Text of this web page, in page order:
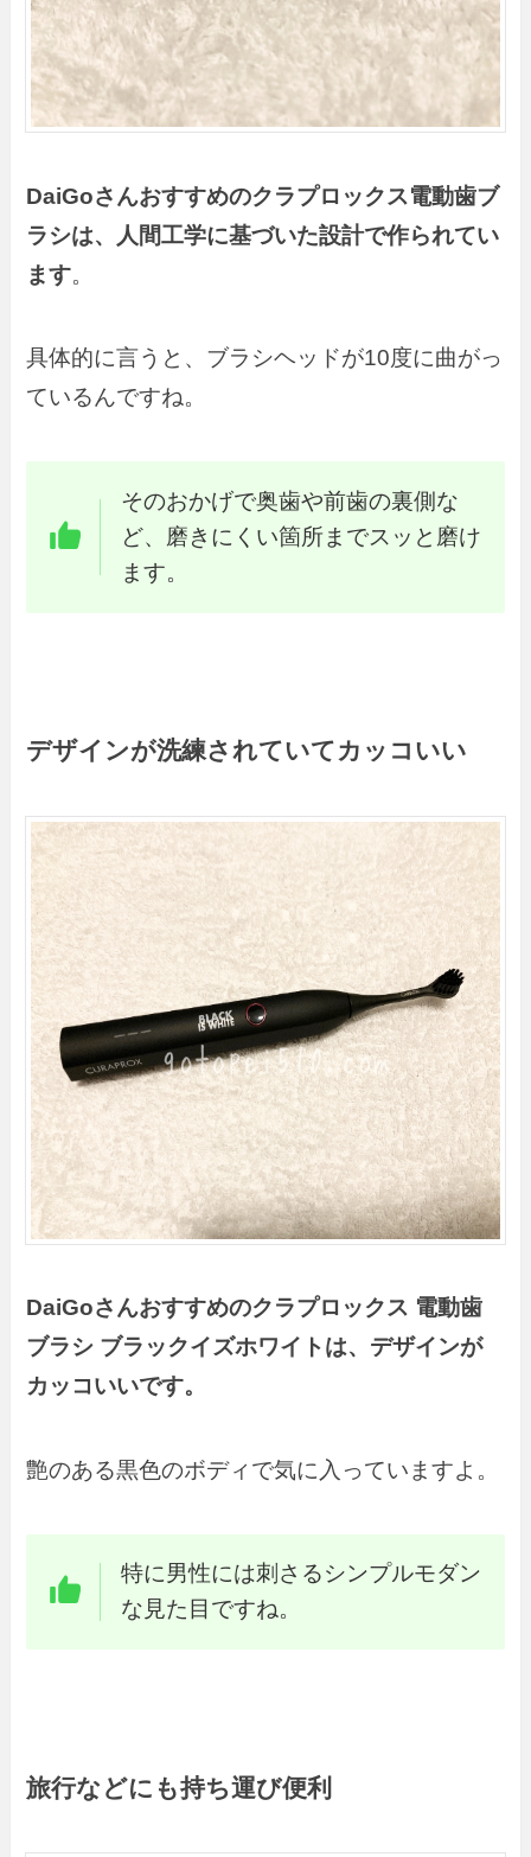
DaiGoさんおすすめのクラプロックス電動歯ブ
ラシは、人間工学に基づいた設計で作られてい
ます。
具体的に言うと、ブラシヘッドが10度に曲がっ
ているんですね。
そのおかげで奥歯や前歯の裏側な
ど、磨きにくい箇所までスッと磨け
ます。
デザインが洗練されていてカッコいい
DaiGoさんおすすめのクラプロックス 電動歯
ブラシ ブラックイズホワイトは、デザインが
カッコいいです。
艶のある黒色のボディで気に入っていますよ。
特に男性には刺さるシンプルモダン
な見た目ですね。
旅行などにも持ち運び便利